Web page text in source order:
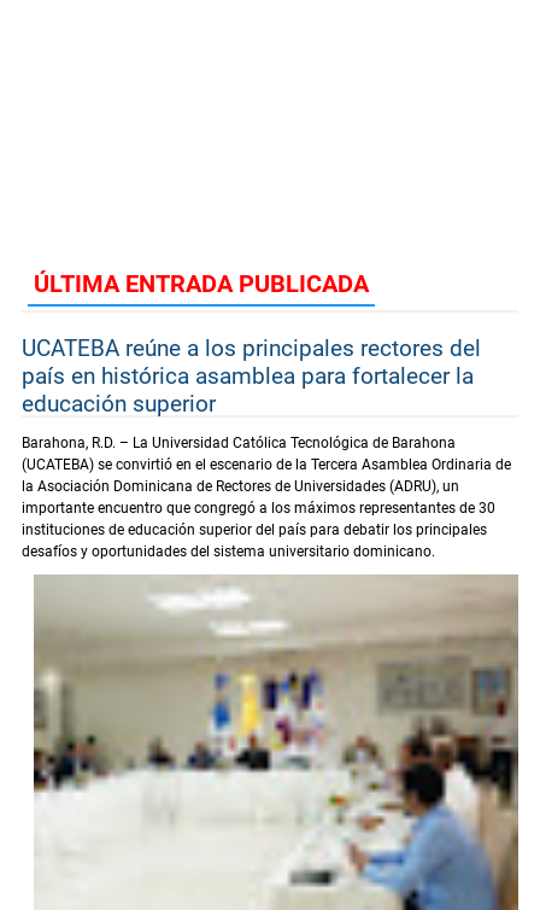
ÚLTIMA ENTRADA PUBLICADA
UCATEBA reúne a los principales rectores del
país en histórica asamblea para fortalecer la
educación superior
Barahona, R.D. – La Universidad Católica Tecnológica de Barahona
(UCATEBA) se convirtió en el escenario de la Tercera Asamblea Ordinaria de
la Asociación Dominicana de Rectores de Universidades (ADRU), un
importante encuentro que congregó a los máximos representantes de 30
instituciones de educación superior del país para debatir los principales
desafíos y oportunidades del sistema universitario dominicano.